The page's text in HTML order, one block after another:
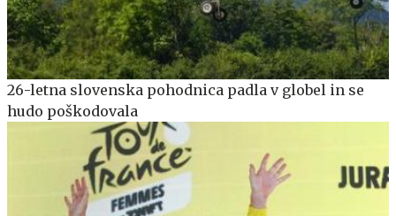
26-letna slovenska pohodnica padla v globel in se
hudo poškodovala